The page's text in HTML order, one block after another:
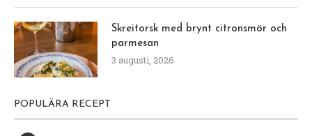
Skreitorsk med brynt citronsmör och
parmesan
3 augusti, 2026
POPULÄRA RECEPT